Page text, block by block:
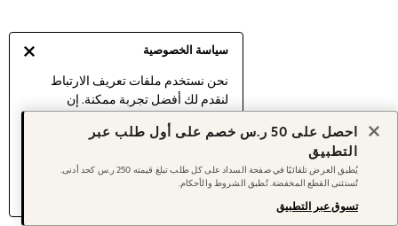
سياسة الخصوصية
نحن نستخدم ملفات تعريف الارتباط
لنقدم لك أفضل تجربة ممكنة. إن
موافقتك على استخدامنا لملفات تعريف
اكتشف المزيد عن إدارة إعدادات ملفات
تعريف الارتباط (الكوكيز).
Sun Hats & Caps
Women's Holiday Shop
Women's Travel Styles
Dresses
Occasionwear
Linen Collection
Tops & T-Shirts
احصل على 50 ر.س خصم على أول طلب عبر
التطبيق
يُطبق العرض تلقائيًا في صفحة السداد على كل طلب تبلغ قيمته 250 ر.س كحد أدنى.
تُستثنى القطع المخفضة. تُطبق الشروط والأحكام.
تسوق عبر التطبيق